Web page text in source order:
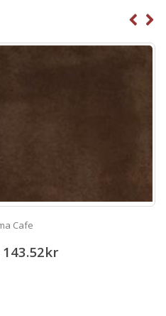
Cafe
143.52kr